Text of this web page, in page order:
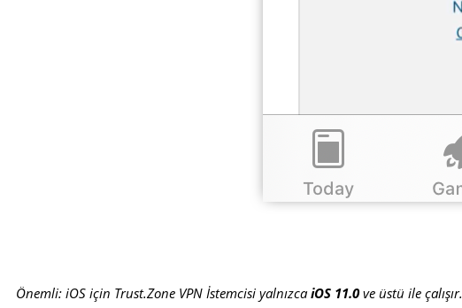
Önemli: iOS için Trust.Zone VPN İstemcisi yalnızcaiOS 11.0ve üstü ile çalışır.